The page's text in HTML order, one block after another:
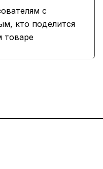
с
кто поделится
товаре